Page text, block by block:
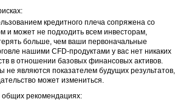
кредитного плеча сопряжена со
и может не подходить всем инвесторам,
больше, чем ваши первоначальные
нашими CFD-продуктами у вас нет никаких
в отношении базовых финансовых активов.
не являются показателем будущих результатов,
может измениться.
рекомендациях: